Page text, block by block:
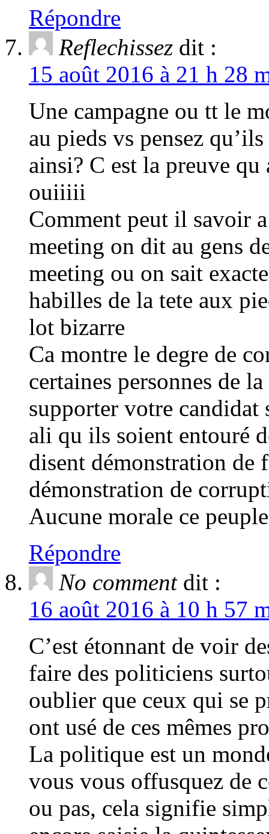
Répondre
Reflechissez dit :
15 août 2016 à 21 h 28
Une campagne ou tt le
au pieds vs pensez
ainsi? C est la preuve
ouiiiii
Comment peut il savoir
meeting on dit au gens
meeting ou on sait
habilles de la tete aux
lot bizarre
Ca montre le degre de
certaines personnes de
supporter votre candidat
ali qu ils soient entouré
disent démonstration de
démonstration de
Aucune morale ce peuple
Répondre
No comment dit :
16 août 2016 à 10 h 57
C’est étonnant de voir
faire des politiciens
oublier que ceux qui se
ont usé de ces mêmes
La politique est un
vous vous offusquez de
ou pas, cela signifie